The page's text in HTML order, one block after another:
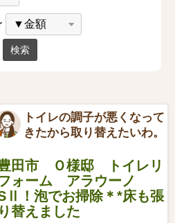
トイレの調子が悪くなって
きたから取り替えたいわ。
田市 Ｏ様邸 トイレリ
ォーム アラウーノ
！泡でお掃除＊*床も張
り替えました